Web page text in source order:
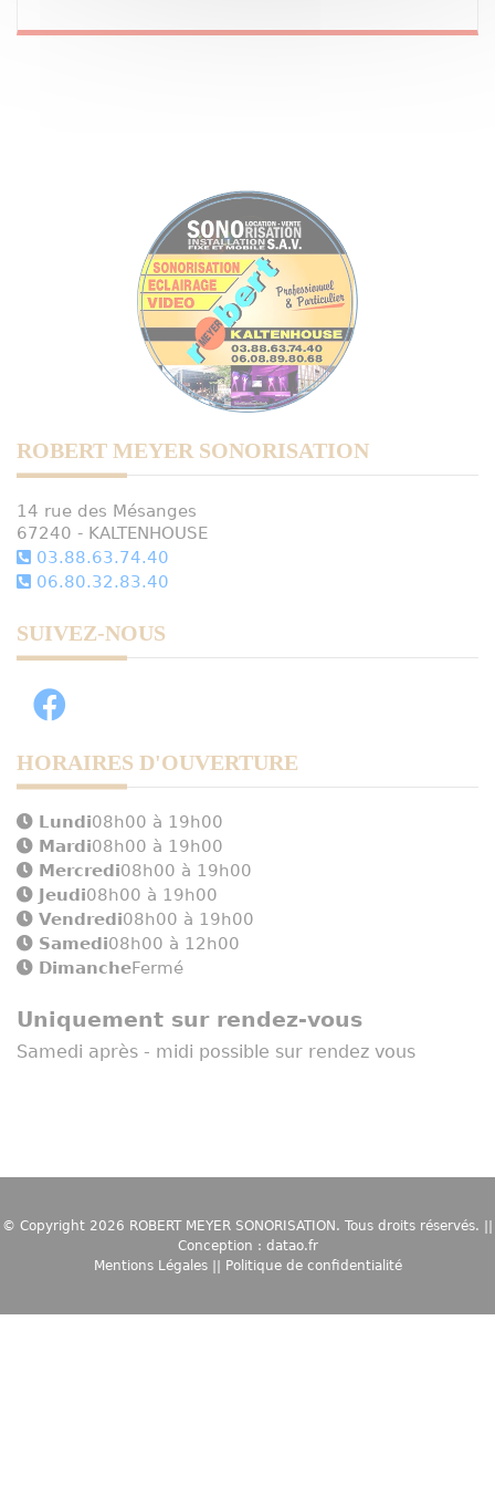
ROBERT MEYER SONORISATION
14 rue des Mésanges
67240 - KALTENHOUSE
03.88.63.74.40
06.80.32.83.40
SUIVEZ-NOUS
HORAIRES D'OUVERTURE
Lundi08h00 à 19h00
Mardi08h00 à 19h00
Mercredi08h00 à 19h00
Jeudi08h00 à 19h00
Vendredi08h00 à 19h00
Samedi08h00 à 12h00
DimancheFermé
Uniquement sur rendez-vous
Samedi après - midi possible sur rendez vous
© Copyright 2026 ROBERT MEYER SONORISATION. Tous droits réservés. ||
Conception : datao.fr
Mentions Légales|| Politique de confidentialité